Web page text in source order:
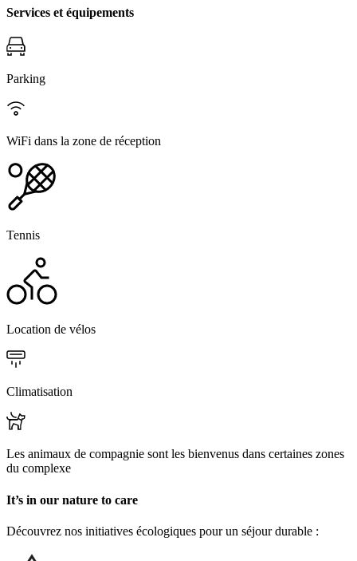
Services et équipements
Parking
WiFi dans la zone de réception
Tennis
Location de vélos
Climatisation
Les animaux de compagnie sont les bienvenus dans certaines zones
du complexe
It’s in our nature to care
Découvrez nos initiatives écologiques pour un séjour durable :